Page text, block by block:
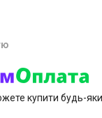
купити будь-